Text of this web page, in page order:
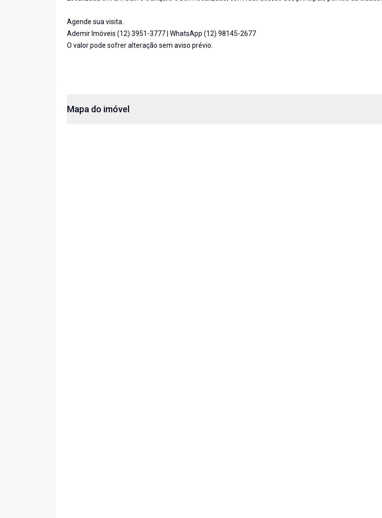
Agende sua visita.
Ademir Imóveis (12) 3951-3777 | WhatsApp (12) 98145-2677
O valor pode sofrer alteração sem aviso prévio.
Mapa do imóvel